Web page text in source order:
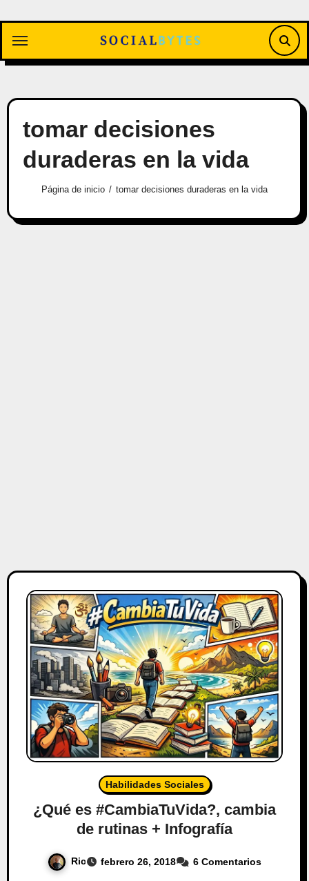
contenido
tomar decisiones
duraderas en la vida
Página de inicio tomar decisiones duraderas en la vida
Habilidades Sociales
¿Qué es #CambiaTuVida?, cambia
de rutinas + Infografía
Ric febrero 26, 2018 6 Comentarios